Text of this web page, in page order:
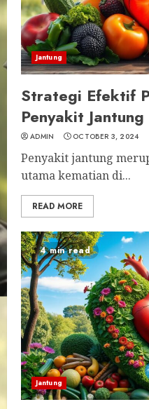
Jantung
Strategi Efektif
Penyakit Jantung
ADMIN OCTOBER 3, 2024
Penyakit jantung
utama kematian di...
READ MORE
4 min read
Jantung